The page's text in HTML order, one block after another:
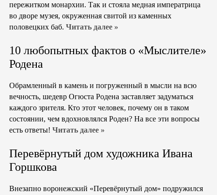
пережитком монархии. Так и стояла медная императрица
во дворе музея, окруженная свитой из каменных
половецких баб. Читать далее »
10 любопытных фактов о «Мыслителе»
Родена
Обрамленный в камень и погруженный в мысли на всю
вечность, шедевр Огюста Родена заставляет задуматься
каждого зрителя. Кто этот человек, почему он в таком
состоянии, чем вдохновлялся Роден? На все эти вопросы
есть ответы! Читать далее »
Перевёрнутый дом художника Ивана
Горшкова
Внезапно воронежский «Перевёрнутый дом» подружился